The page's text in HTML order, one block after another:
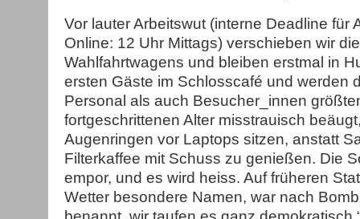
Vor lauter Arbeitswut (interne Deadline für
Online: 12 Uhr Mittags) verschieben wir
Wahlfahrtwagens und bleiben erstmal in
ersten Gäste im Schlosscafé und werden
Personal als auch Besucher_innen
fortgeschrittenen Alter misstrauisch
Augenringen vor Laptops sitzen, anstatt
Filterkaffee mit Schuss zu genießen. Die
empor, und es wird heiss. Auf früheren
Wetter besondere Namen, war nach